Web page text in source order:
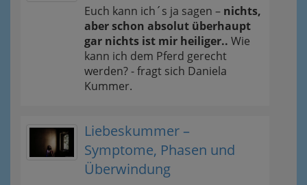
Euch kann ich´s ja sagen – nichts,
aber schon absolut überhaupt
gar nichts ist mir heiliger.. Wie
kann ich dem Pferd gerecht
werden? - fragt sich Daniela
Kummer.
Liebeskummer –
Symptome, Phasen und
Überwindung